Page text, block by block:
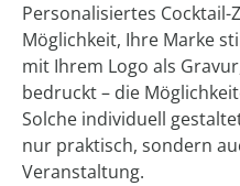
Personalisiertes
Möglichkeit, Ihre Marke
mit Ihrem Logo als
bedruckt – die
Solche individuell
nur praktisch, sondern
Veranstaltung.